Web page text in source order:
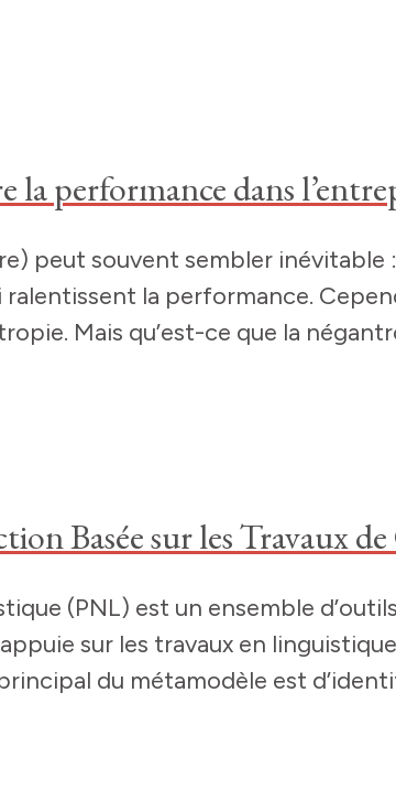
performance dans
peut souvent sembler
la performance.
Mais qu’est-ce que la
Basée sur les Travaux
(PNL) est un ensemble
sur les travaux en
du métamodèle est